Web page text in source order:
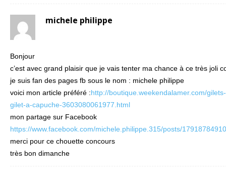
michele philippe
Bonjour
c’est avec grand plaisir que je vais tenter ma chance à ce très joli
je suis fan des pages fb sous le nom : michele philippe
voici mon article préféré :http://boutique.weekendalamer.com/
gilet-a-capuche-3603080061977.html
mon partage sur Facebook
https://www.facebook.com/michele.philippe.315/posts/
merci pour ce chouette concours
très bon dimanche